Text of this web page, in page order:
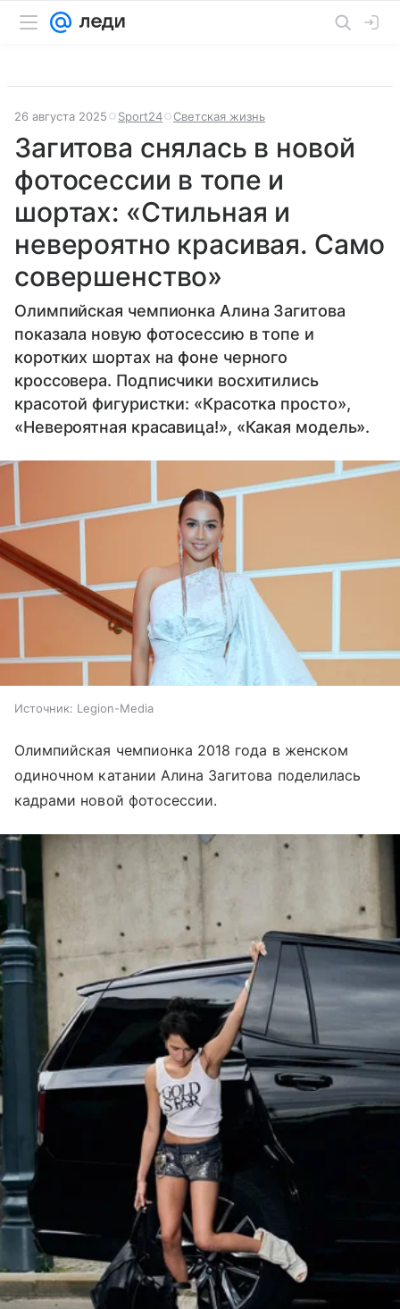
26 августа 2025 Sport24 Светская жизнь
Загитова снялась в новой
фотосессии в топе и
шортах: «Стильная и
невероятно красивая. Само
совершенство»
Олимпийская чемпионка Алина Загитова
показала новую фотосессию в топе и
коротких шортах на фоне черного
кроссовера. Подписчики восхитились
красотой фигуристки: «Красотка просто»,
«Невероятная красавица!», «Какая модель».
Источник: Legion-Media
Олимпийская чемпионка 2018 года в женском
одиночном катании Алина Загитова поделилась
кадрами новой фотосессии.